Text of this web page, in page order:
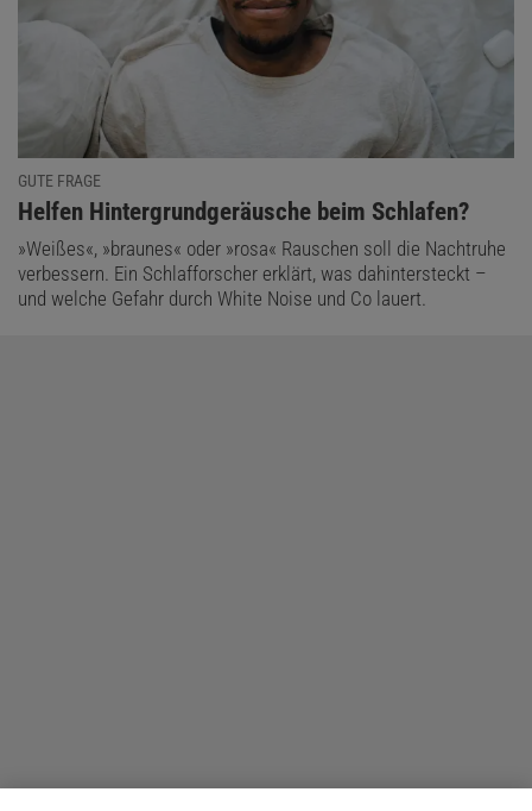
GUTE FRAGE
:
Helfen Hintergrundgeräusche beim Schlafen?
»Weißes«, »braunes« oder »rosa« Rauschen soll die Nachtruhe
verbessern. Ein Schlafforscher erklärt, was dahintersteckt –
und welche Gefahr durch White Noise und Co lauert.